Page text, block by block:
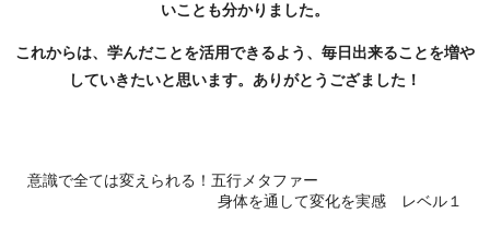
いことも分かりました。
これからは、学んだことを活用できるよう、毎日出来ることを増や
していきたいと思います。ありがとうござました！
意識で全ては変えられる！五行メタファー
身体を通して変化を実感 レベル１